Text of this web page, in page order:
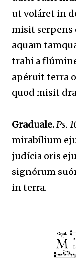
ut voláret in
misit serpens
aquam
trahi a
apéruit terra
quod misit
Graduale.Ps.
mirabílium
judícia oris
signórum
in terra.